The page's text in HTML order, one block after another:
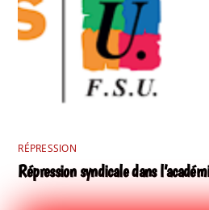
RÉPRESSION
Répression syndicale dans